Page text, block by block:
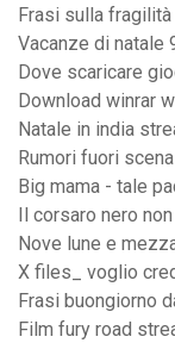
Frasi sulla
Vacanze di natale
Dove scaricare
Download winrar
Natale in india
Rumori fuori
Big mama - tale
Il corsaro nero
Nove lune e
X files_ voglio
Frasi buongiorno
Film fury road